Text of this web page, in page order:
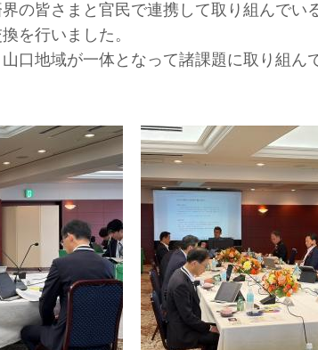
の皆さまと官民で連携して取り組んでい
を行いました。
口地域が一体となって諸課題に取り組ん